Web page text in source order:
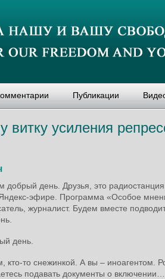
Публикации
усиления
добрый день. Друзья, это
эфире. Программа «Особое
журналист. Будем вместе
день.
кто-то снежинкой. А вы – иноагентом.
подавать документы о включении…